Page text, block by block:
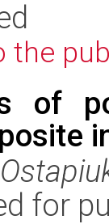
the
of
for